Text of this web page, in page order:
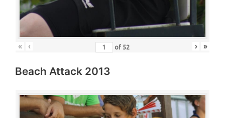
« ‹ of 52 › »
Beach Attack 2013